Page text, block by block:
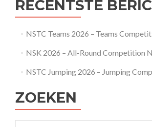
RECENTSTE
NSTC Teams 2026 – Teams
NSK 2026 – All-Round Competition
NSTC Jumping 2026 – Jumping
ZOEKEN